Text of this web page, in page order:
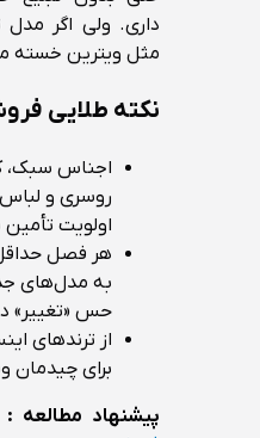
داری. ولی اگر مدل
مثل ویترین خسته
نکته طلایی
اجناس
روسری و
اولویت تأمین
به مدل‌های
حس «تغییر»
از ترندهای
برای چیدمان
پیشنهاد مطالعه :